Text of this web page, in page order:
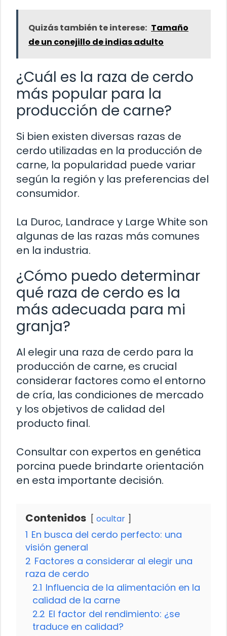
Quizás también te interese: Tamaño
de un conejillo de indias adulto
¿Cuál es la raza de cerdo
más popular para la
producción de carne?
Si bien existen diversas razas de
cerdo utilizadas en la producción de
carne, la popularidad puede variar
según la región y las preferencias del
consumidor.
La Duroc, Landrace y Large White son
algunas de las razas más comunes
en la industria.
¿Cómo puedo determinar
qué raza de cerdo es la
más adecuada para mi
granja?
Al elegir una raza de cerdo para la
producción de carne, es crucial
considerar factores como el entorno
de cría, las condiciones de mercado
y los objetivos de calidad del
producto final.
Consultar con expertos en genética
porcina puede brindarte orientación
en esta importante decisión.
Contenidos ocultar
1 En busca del cerdo perfecto: una
visión general
2 Factores a considerar al elegir una
raza de cerdo
2.1 Influencia de la alimentación en la
calidad de la carne
2.2 El factor del rendimiento: ¿se
traduce en calidad?